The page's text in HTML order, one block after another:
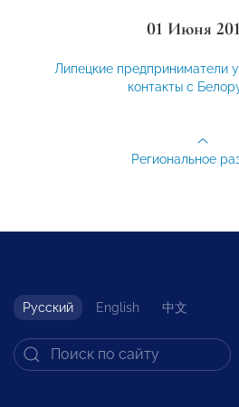
01 Июня
Липецкие предприниматели
контакты с
Региональное
Русский English 中文